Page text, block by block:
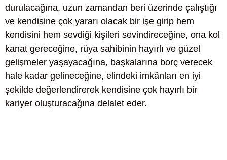
durulacağına, uzun zamandan beri üzerinde çalıştığı
ve kendisine çok yararı olacak bir işe girip hem
kendisini hem sevdiği kişileri sevindireceğine, ona kol
kanat gereceğine, rüya sahibinin hayırlı ve güzel
gelişmeler yaşayacağına, başkalarına borç verecek
hale kadar gelineceğine, elindeki imkânları en iyi
şekilde değerlendirerek kendisine çok hayırlı bir
kariyer oluşturacağına delalet eder.